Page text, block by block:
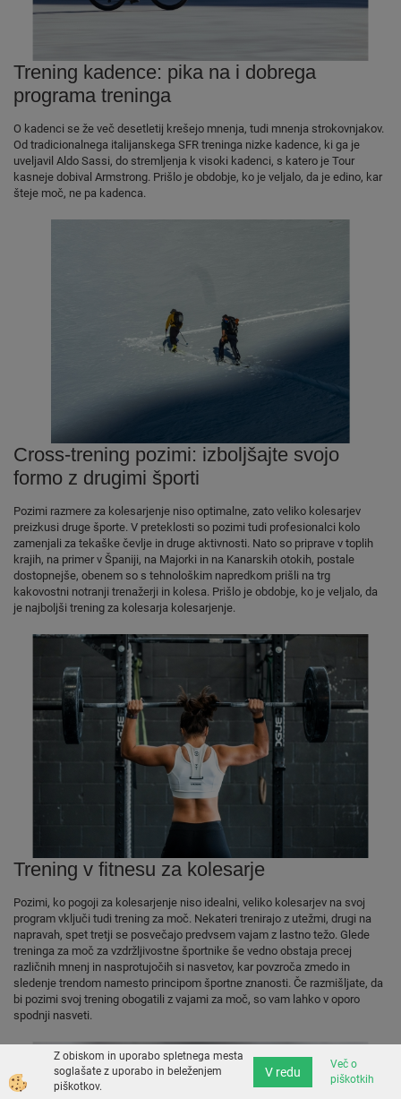
Trening kadence: pika na i dobrega
programa treninga
O kadenci se že več desetletij krešejo mnenja, tudi mnenja strokovnjakov.
Od tradicionalnega italijanskega SFR treninga nizke kadence, ki ga je
uveljavil Aldo Sassi, do stremljenja k visoki kadenci, s katero je Tour
kasneje dobival Armstrong. Prišlo je obdobje, ko je veljalo, da je edino, kar
šteje moč, ne pa kadenca.
Cross-trening pozimi: izboljšajte svojo
formo z drugimi športi
Pozimi razmere za kolesarjenje niso optimalne, zato veliko kolesarjev
preizkusi druge športe. V preteklosti so pozimi tudi profesionalci kolo
zamenjali za tekaške čevlje in druge aktivnosti. Nato so priprave v toplih
krajih, na primer v Španiji, na Majorki in na Kanarskih otokih, postale
dostopnejše, obenem so s tehnološkim napredkom prišli na trg
kakovostni notranji trenažerji in kolesa. Prišlo je obdobje, ko je veljalo, da
je najboljši trening za kolesarja kolesarjenje.
Trening v fitnesu za kolesarje
Pozimi, ko pogoji za kolesarjenje niso idealni, veliko kolesarjev na svoj
program vključi tudi trening za moč. Nekateri trenirajo z utežmi, drugi na
napravah, spet tretji se posvečajo predvsem vajam z lastno težo. Glede
treninga za moč za vzdržljivostne športnike še vedno obstaja precej
različnih mnenj in nasprotujočih si nasvetov, kar povzroča zmedo in
sledenje trendom namesto principom športne znanosti. Če razmišljate, da
bi pozimi svoj trening obogatili z vajami za moč, so vam lahko v oporo
spodnji nasveti.
Z obiskom in uporabo spletnega mesta
soglašate z uporabo in beleženjem
piškotkov.
V redu
Več o
piškotkih